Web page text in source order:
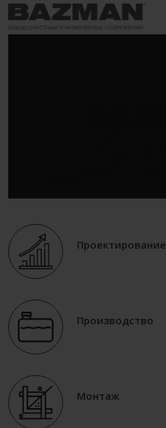
Проектирование
Производство
Монтаж